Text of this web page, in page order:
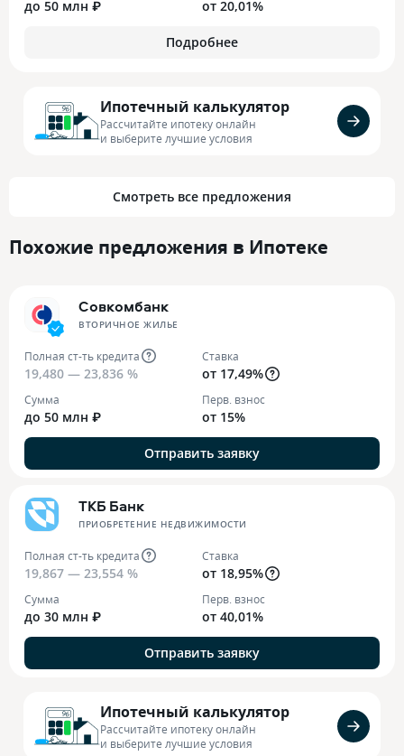
до 50 млн ₽ от 20,01%
Подробнее
Ипотечный калькулятор
Рассчитайте ипотеку онлайн
и выберите лучшие условия
Смотреть все предложения
Похожие предложения в Ипотеке
Совкомбанк
ВТОРИЧНОЕ ЖИЛЬЕ
Полная ст-ть кредита
19,480 — 23,836 %
Ставка
от 17,49%
Сумма
до 50 млн ₽
Перв. взнос
от 15%
Отправить заявку
ТКБ Банк
ПРИОБРЕТЕНИЕ НЕДВИЖИМОСТИ
Полная ст-ть кредита
19,867 — 23,554 %
Ставка
от 18,95%
Сумма
до 30 млн ₽
Перв. взнос
от 40,01%
Отправить заявку
Ипотечный калькулятор
Рассчитайте ипотеку онлайн
и выберите лучшие условия